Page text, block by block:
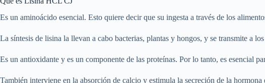
Es un aminoácido esencial. Esto quiere decir que su ingesta a través de los
La síntesis de lisina la llevan a cabo bacterias, plantas y hongos, y se transmite a
Es un antioxidante y es un componente de las proteínas. Por lo tanto, es esencial
También interviene en la absorción de calcio y estimula la secreción de la hormona